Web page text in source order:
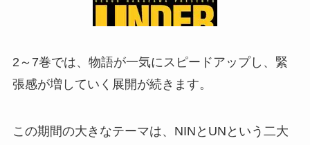
2～7巻では、物語が一気にスピードアップし、緊
張感が増していく展開が続きます。
この期間の大きなテーマは、NINとUNという二大